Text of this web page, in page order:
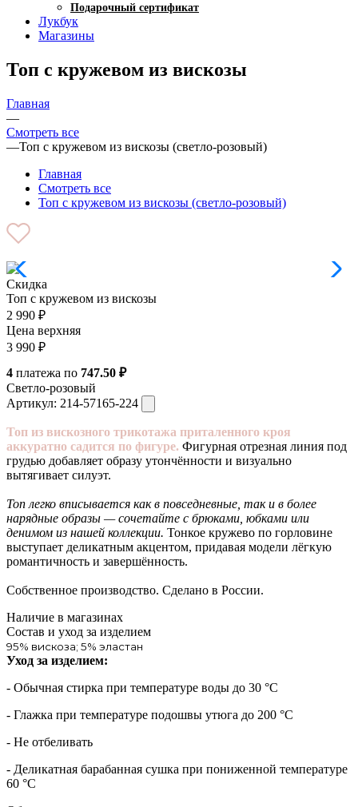
Подарочный сертификат
Лукбук
Магазины
Топ с кружевом из вискозы
Главная
—
Смотреть все
—Топ с кружевом из вискозы (светло-розовый)
Главная
Смотреть все
Топ с кружевом из вискозы (светло-розовый)
Скидка
Топ с кружевом из вискозы
2 990 ₽
Цена верхняя
3 990 ₽
4 платежа по 747.50 ₽
Светло-розовый
Артикул: 214-57165-224
Топ из вискозного трикотажа приталенного кроя
аккуратно садится по фигуре. Фигурная отрезная линия под
грудью добавляет образу утончённости и визуально
вытягивает силуэт.
Топ легко вписывается как в повседневные, так и в более
нарядные образы — сочетайте с брюками, юбками или
денимом из нашей коллекции. Тонкое кружево по горловине
выступает деликатным акцентом, придавая модели лёгкую
романтичность и завершённость.
Собственное производство. Сделано в России.
Наличие в магазинах
Состав и уход за изделием
95% вискоза; 5% эластан
Уход за изделием:
- Обычная стирка при температуре воды до 30 °C
- Глажка при температуре подошвы утюга до 200 °C
- Не отбеливать
- Деликатная барабанная сушка при пониженной температуре
60 °C